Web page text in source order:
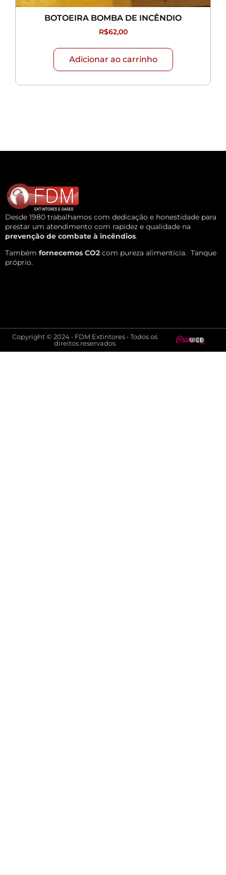
BOTOEIRA BOMBA DE INCÊNDIO
R$62,00
Adicionar ao carrinho
Desde 1980 trabalhamos com dedicação e honestidade para
prestar um atendimento com rapidez e qualidade na
prevenção de combate à incêndios.
Também fornecemos CO2 com pureza alimentícia. Tanque
próprio.
Copyright © 2024 • FDM Extintores • Todos os
direitos reservados